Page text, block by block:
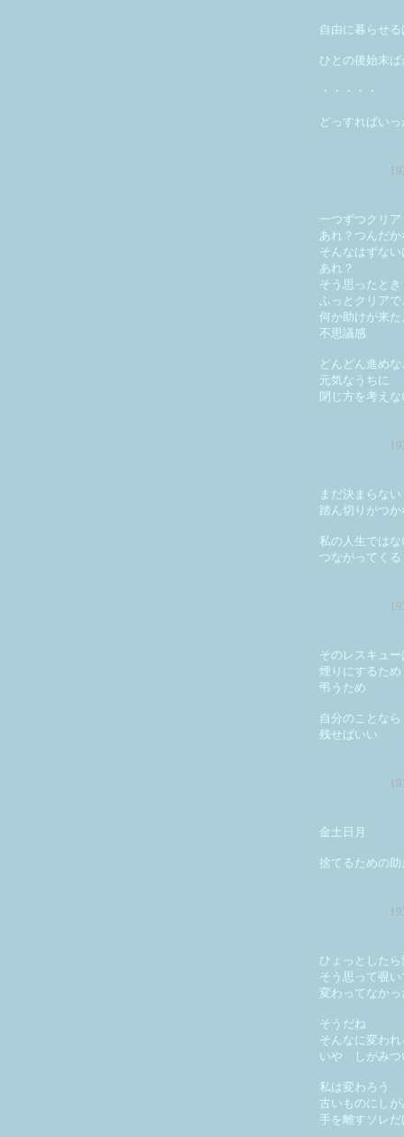
自由に暮らせ
ひとの後始末
・・・・・
どっすればいっ
一つずつクリア
あれ？つんだか
そんなはずない
あれ？
そう思ったとき
ふっとクリアで
何か助けが来た
不思議感
どんどん進め
元気なうちに
閉じ方を考えな
まだ決まらない
踏ん切りがつか
私の人生ではな
つながってくる
そのレスキュー
煙りにするため
弔うため
自分のことなら
残せばいい
金土日月
捨てるための助
ひょっとした
そう思って覗い
変わってなかっ
そうだね
そんなに変わ
いや しがみつ
私は変わろう
古いものにしが
手を離すソレだ